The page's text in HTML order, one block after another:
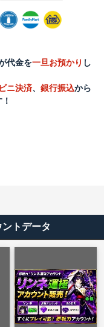
代金を一旦お預かり し
ニ決済、 銀行振込から
トデータ